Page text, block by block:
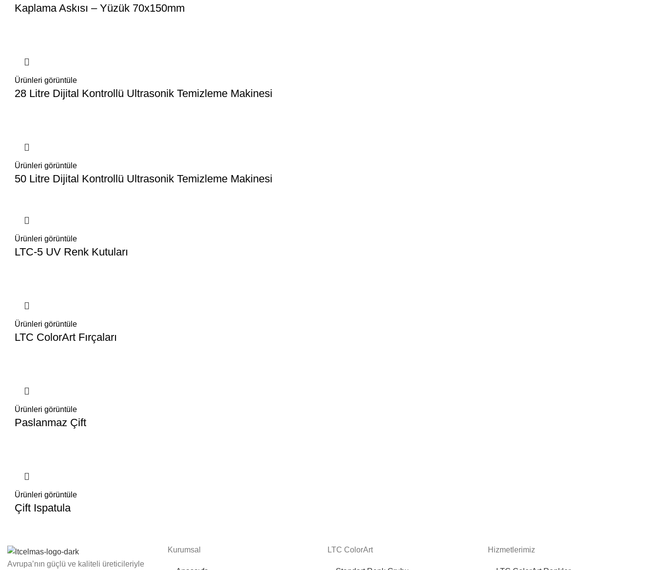
Kaplama Askısı – Yüzük 70x150mm
Ürünleri görüntüle
28 Litre Dijital Kontrollü Ultrasonik Temizleme Makinesi
Ürünleri görüntüle
50 Litre Dijital Kontrollü Ultrasonik Temizleme Makinesi
Ürünleri görüntüle
LTC-5 UV Renk Kutuları
Ürünleri görüntüle
LTC ColorArt Fırçaları
Ürünleri görüntüle
Paslanmaz Çift
Ürünleri görüntüle
Çift Ispatula
Avrupa’nın güçlü ve kaliteli üreticileriyle
Kurumsal LTC ColorArt Hizmetlerimiz